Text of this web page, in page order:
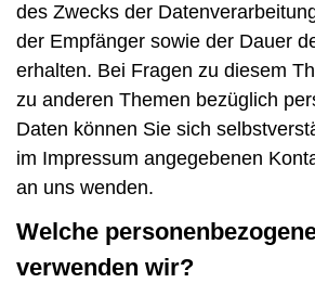
des Zwecks der
der Empfänger sowie der Dauer
erhalten. Bei Fragen zu diesem
zu anderen Themen bezüglich
Daten können Sie sich
im Impressum angegebenen
an uns wenden.
Welche
verwenden wir?